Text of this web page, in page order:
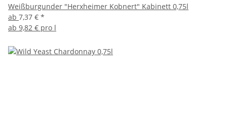
Weißburgunder "Herxheimer Kobnert" Kabinett 0,75l
ab 7,37 € *
ab 9,82 € pro l